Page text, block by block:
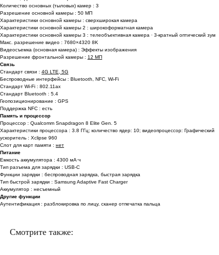
Количество основных (тыловых) камер : 3
Разрешение основной камеры : 50 МП
Характеристики основной камеры : сверхширокая камера
Характеристики основной камеры 2 : широкоформатная камера
Характеристики основной камеры 3 : телеобъективная камера · 3-кратный оптический зум
Макс. разрешение видео : 7680×4320 8K
Видеосъемка (основная камера) : Эффекты изображения
Разрешение фронтальной камеры : 12 МП
Связь
Стандарт связи : 4G LTE, 5G
Беспроводные интерфейсы : Bluetooth, NFC, Wi-Fi
Стандарт Wi-Fi : 802.11ax
Стандарт Bluetooth : 5.4
Геопозиционирование : GPS
Поддержка NFC : есть
Память и процессор
Процессор : Qualcomm Snapdragon 8 Elite Gen. 5
Характеристики процессора : 3.8 ГГц; количество ядер: 10; видеопроцессор: Графический
ускоритель : Xclipse 960
Слот для карт памяти : нет
Питание
Емкость аккумулятора : 4300 мА⋅ч
Тип разъема для зарядки : USB-C
Функции зарядки : беспроводная зарядка, быстрая зарядка
Тип быстрой зарядки : Samsung Adaptive Fast Charger
Аккумулятор : несъемный
Другие функции
Аутентификация : разблокировка по лицу, сканер отпечатка пальца
Смотрите также: